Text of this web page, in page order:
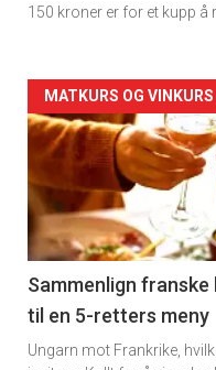
150 kroner er for et kupp å
Forsiden
akkurat
nå
-
5
MATKURS OG VINKURS
Sammenlign
til en 5-retters meny
Ungarn mot Frankrike,